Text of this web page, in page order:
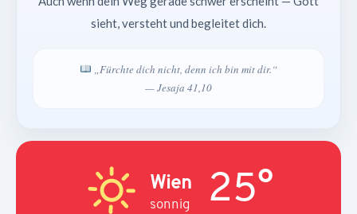
sieht, versteht und begleitet dich.
„Fürchte dich nicht, denn ich bin mit dir.“
— Jesaja 41,10
Wien
sonnig 25°